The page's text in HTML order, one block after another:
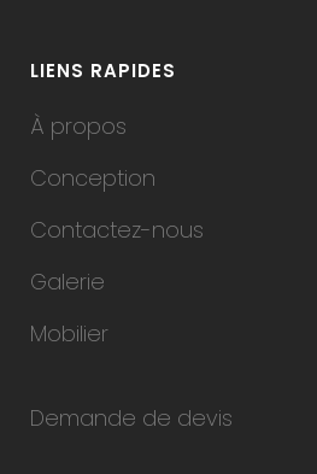
LIENS RAPIDES
À propos
Conception
Contactez-nous
Galerie
Mobilier
Demande de devis